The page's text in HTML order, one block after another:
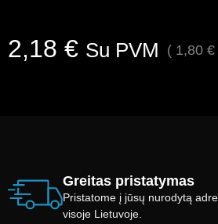
2,18 € Su PVM ( 1,80 €
Greitas pristatymas
Pristatome į jūsų nurodytą
visoje Lietuvoje.